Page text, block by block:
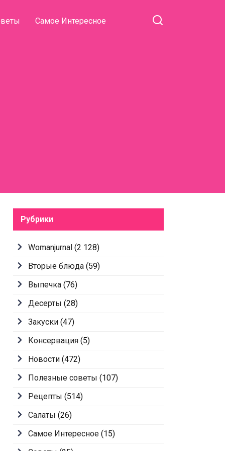
Самое Интересное
Рубрики
Womanjurnal (2 128)
Вторые блюда (59)
Выпечка (76)
Десерты (28)
Закуски (47)
Консервация (5)
Новости (472)
Полезные советы (107)
Рецепты (514)
Салаты (26)
Самое Интересное (15)